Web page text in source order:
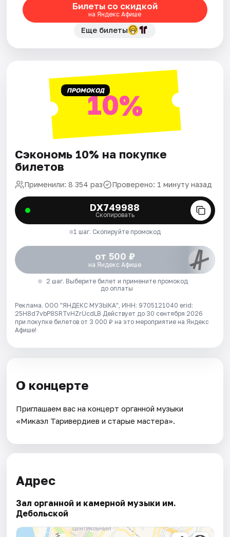
Билеты со скидкой
на Яндекс Афише
Еще билеты
ПРОМОКОД10%
Сэкономь 10% на покупке
билетов
Применили: 8 354 раз Проверено: 1 минуту назад
DX749988
Скопировать
1 шаг. Скопируйте промокод
от 500 ₽
на Яндекс Афише
2 шаг. Выберите билет и примените промокод
до оплаты
Реклама. ООО "ЯНДЕКС МУЗЫКА", ИНН: 9705121040 erid:
25H8d7vbP8SRTvHZrUcdLB Действует до 30 сентября 2026
при покупке билетов от 3 000 ₽ на это мероприятие на Яндекс
Афише!
О концерте
Приглашаем вас на концерт органной музыки
«Микаэл Таривердиев и старые мастера».
Адрес
Зал органной и камерной музыки им.
Дебольской